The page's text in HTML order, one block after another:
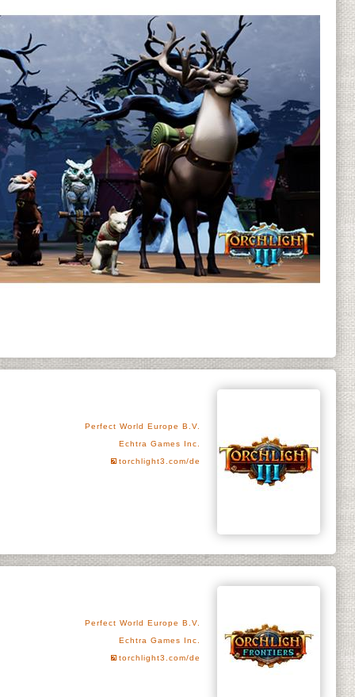
Perfect World Europe B.V.
Echtra Games Inc.
torchlight3.com/de
Perfect World Europe B.V.
Echtra Games Inc.
torchlight3.com/de